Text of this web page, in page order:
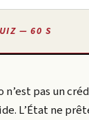
— 60 S
n’est pas un
L’État ne